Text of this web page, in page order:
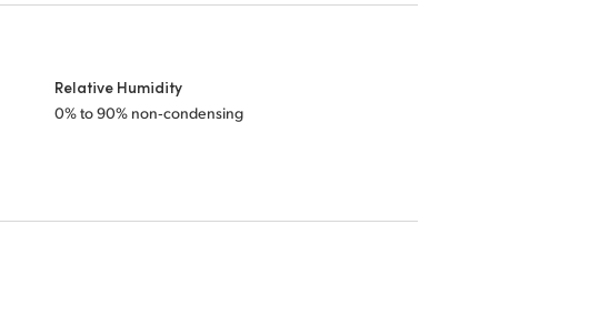
Relative Humidity
0% to 90% non‑condensing